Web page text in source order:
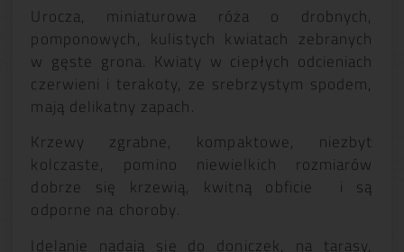
Urocza, miniaturowa róża o drobnych,
pomponowych, kulistych kwiatach zebranych
w gęste grona. Kwiaty w ciepłych odcieniach
czerwieni i terakoty, ze srebrzystym spodem,
mają delikatny zapach.
Krzewy zgrabne, kompaktowe, niezbyt
kolczaste, pomino niewielkich rozmiarów
dobrze się krzewią, kwitną obficie i są
odporne na choroby.
Idelanie nadają się do doniczek, na tarasy,